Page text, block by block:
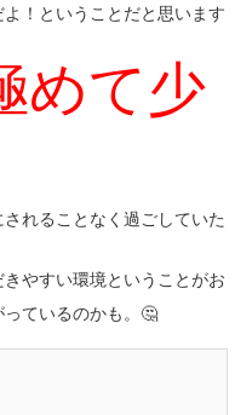
！ということだと思います
めて少
れることなく過ごしていた
やすい環境ということがお
ているのかも。🤔